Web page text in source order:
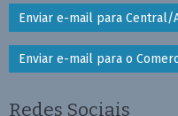
Enviar e-mail para Central/
Enviar e-mail para o
Redes Sociais